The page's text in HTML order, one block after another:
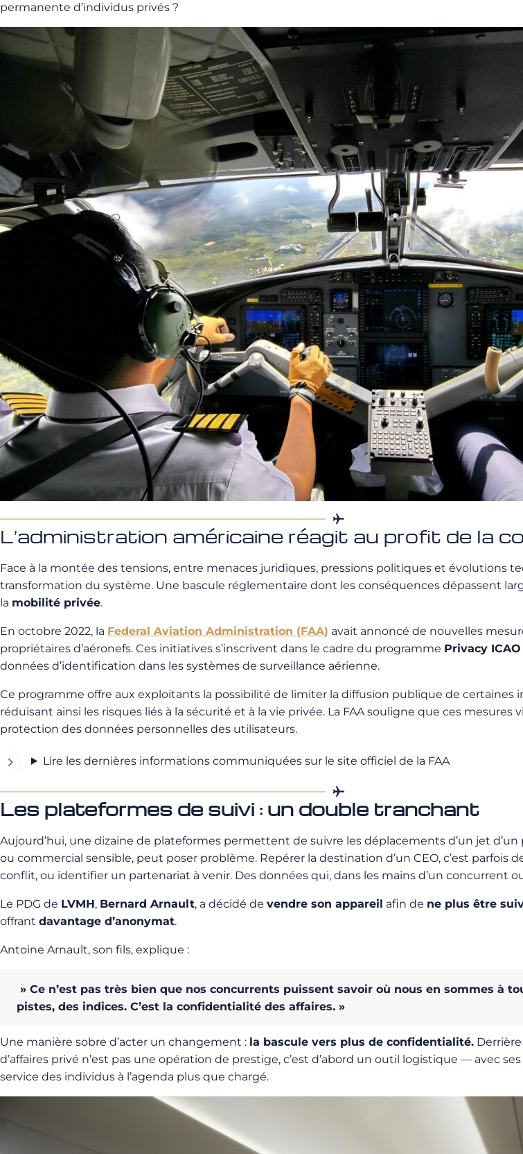
permanente d’individus privés ?
L’administration américaine réagit au profit de la
Face à la montée des tensions, entre menaces juridiques, pressions politiques et évolutions
transformation du système. Une bascule réglementaire dont les conséquences dépassent
la mobilité privée.
En octobre 2022, la Federal Aviation Administration (FAA) avait annoncé de nouvelles
propriétaires d’aéronefs. Ces initiatives s’inscrivent dans le cadre du programme Privacy
données d’identification dans les systèmes de surveillance aérienne.
Ce programme offre aux exploitants la possibilité de limiter la diffusion publique de certaines
réduisant ainsi les risques liés à la sécurité et à la vie privée. La FAA souligne que ces
protection des données personnelles des utilisateurs.
Lire les dernières informations communiquées sur le site officiel de la FAA
Les plateformes de suivi : un double tranchant
Aujourd’hui, une dizaine de plateformes permettent de suivre les déplacements d’un jet
ou commercial sensible, peut poser problème. Repérer la destination d’un CEO, c’est
conflit, ou identifier un partenariat à venir. Des données qui, dans les mains d’un concurrent
Le PDG de LVMH, Bernard Arnault, a décidé de vendre son appareil afin de ne plus être
offrant davantage d’anonymat.
Antoine Arnault, son fils, explique :
» Ce n’est pas très bien que nos concurrents puissent savoir où nous en sommes à
pistes, des indices. C’est la confidentialité des affaires. »
Une manière sobre d’acter un changement : la bascule vers plus de confidentialité.
d’affaires privé n’est pas une opération de prestige, c’est d’abord un outil logistique — avec
service des individus à l’agenda plus que chargé.